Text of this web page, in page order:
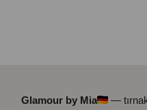
Glamour by Mia
—